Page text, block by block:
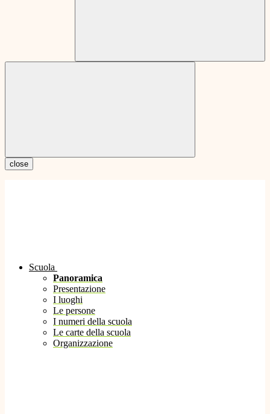
close
Scuola
Panoramica
Presentazione
I luoghi
Le persone
I numeri della scuola
Le carte della scuola
Organizzazione